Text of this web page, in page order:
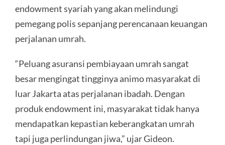
endowment syariah yang akan melindungi
pemegang polis sepanjang perencanaan keuangan
perjalanan umrah.
“Peluang asuransi pembiayaan umrah sangat
besar mengingat tingginya animo masyarakat di
luar Jakarta atas perjalanan ibadah. Dengan
produk endowment ini, masyarakat tidak hanya
mendapatkan kepastian keberangkatan umrah
tapi juga perlindungan jiwa,” ujar Gideon.